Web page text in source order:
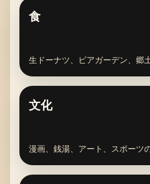
食
生ドーナツ、ビアガーデン、郷
文化
漫画、銭湯、アート、スポーツ